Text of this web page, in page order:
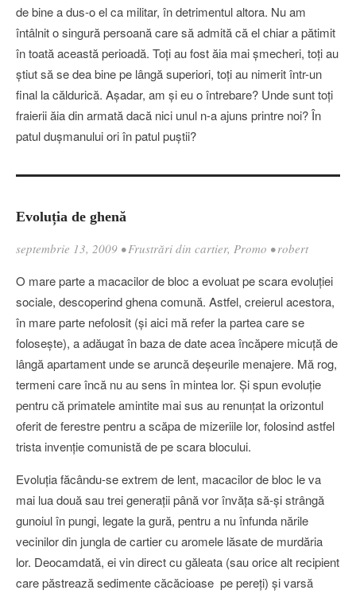
de bine a dus-o el ca militar, în detrimentul altora. Nu am
întâlnit o singură persoană care să admită că el chiar a pătimit
în toată această perioadă. Toţi au fost ăia mai şmecheri, toţi au
ştiut să se dea bine pe lângă superiori, toţi au nimerit într-un
final la căldurică. Aşadar, am şi eu o întrebare? Unde sunt toţi
fraierii ăia din armată dacă nici unul n-a ajuns printre noi? În
patul duşmanului ori în patul puştii?
Evoluția de ghenă
septembrie 13, 2009 •Frustrări din cartier, Promo •robert
O mare parte a macacilor de bloc a evoluat pe scara evoluției
sociale, descoperind ghena comună. Astfel, creierul acestora,
în mare parte nefolosit (și aici mă refer la partea care se
folosește), a adăugat în baza de date acea încăpere micuță de
lângă apartament unde se aruncă deșeurile menajere. Mă rog,
termeni care încă nu au sens în mintea lor. Și spun evoluție
pentru că primatele amintite mai sus au renunțat la orizontul
oferit de ferestre pentru a scăpa de mizeriile lor, folosind astfel
trista invenție comunistă de pe scara blocului.
Evoluția făcându-se extrem de lent, macacilor de bloc le va
mai lua două sau trei generații până vor învăța să-și strângă
gunoiul în pungi, legate la gură, pentru a nu înfunda nările
vecinilor din jungla de cartier cu aromele lăsate de murdăria
lor. Deocamdată, ei vin direct cu găleata (sau orice alt recipient
care păstrează sedimente căcăcioase pe pereți) și varsă